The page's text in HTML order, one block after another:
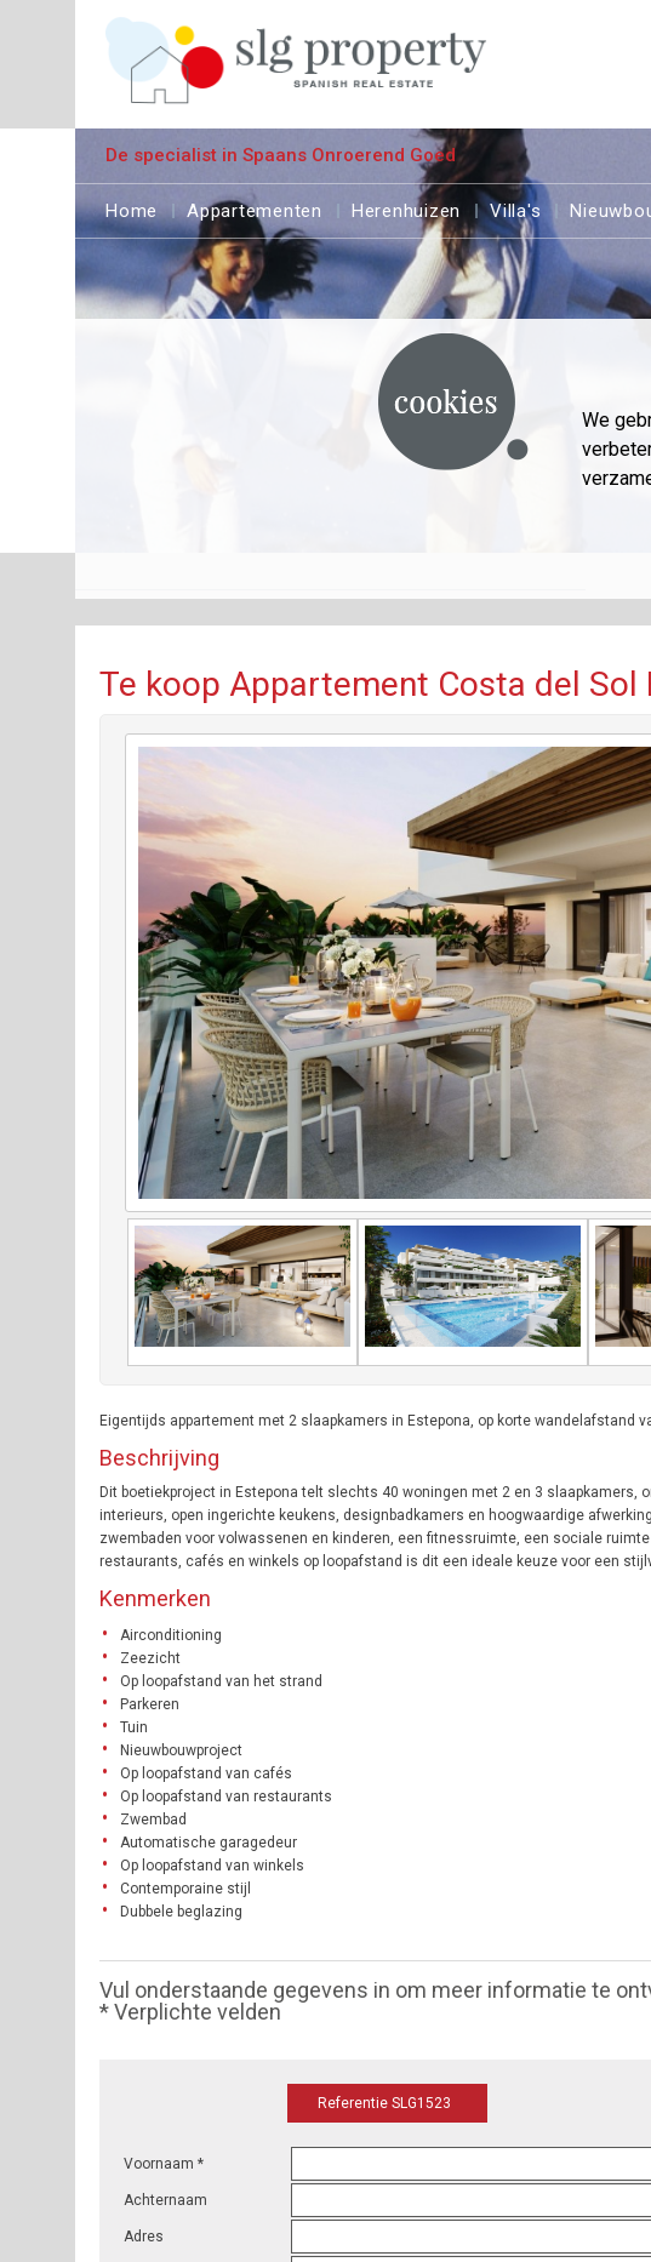
We
De specialist in Spaans Onroerend Goed
Home Appartementen Herenhuizen Villa's
Te koop Appartement Costa del Sol
Eigentijds appartement met 2 slaapkamers in Estepona, op korte wandelafstand
Beschrijving
Dit boetiekproject in Estepona telt slechts 40 woningen met 2 en 3
interieurs, open ingerichte keukens, designbadkamers en hoogwaardige
zwembaden voor volwassenen en kinderen, een fitnessruimte, een sociale
restaurants, cafés en winkels op loopafstand is dit een ideale keuze voor een
Kenmerken
Airconditioning
Zeezicht
Op loopafstand van het strand
Parkeren
Tuin
Nieuwbouwproject
Op loopafstand van cafés
Op loopafstand van restaurants
Zwembad
Automatische garagedeur
Op loopafstand van winkels
Contemporaine stijl
Dubbele beglazing
Vul onderstaande gegevens in om meer informatie te
* Verplichte velden
Referentie SLG1523
Voornaam *
Achternaam
Adres